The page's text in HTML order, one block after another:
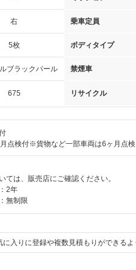
右 乗車定員
5枚 ボディタイプ
ブラックパール 禁煙車
675 リサイクル
点検付※貨物など一部車両は6ヶ月点検
ては、販売店にご確認ください。
2年
無制限
に入りに登録や複数見積もりができるよ